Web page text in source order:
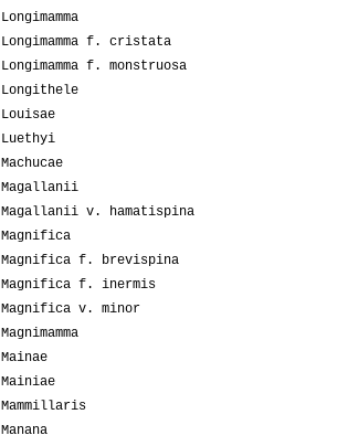
Longimamma
Longimamma f. cristata
Longimamma f. monstruosa
Longithele
Louisae
Luethyi
Machucae
Magallanii
Magallanii v. hamatispina
Magnifica
Magnifica f. brevispina
Magnifica f. inermis
Magnifica v. minor
Magnimamma
Mainae
Mainiae
Mammillaris
Manana